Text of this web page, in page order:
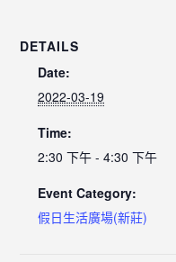
DETAILS
Date:
2022-03-19
Time:
2:30 下午 - 4:30 下午
Event Category:
假日生活廣場(新莊)